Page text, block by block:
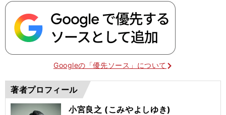
Googleの「優先ソース」について
著者プロフィール
小宮良之 (こみやよしゆき)